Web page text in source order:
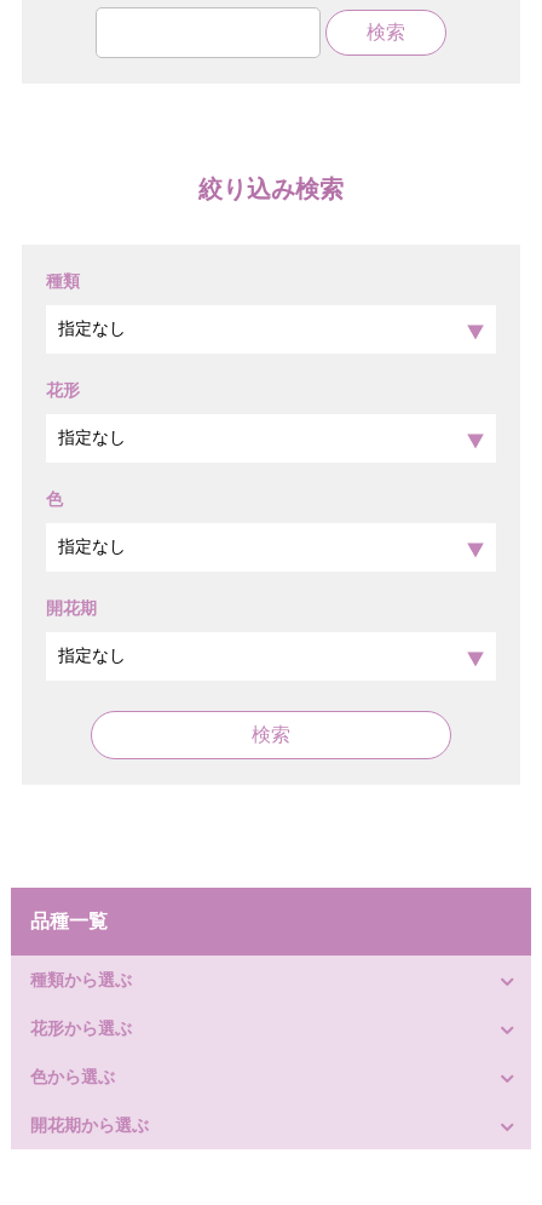
絞り込み検索
種類
花形
色
開花期
検索
品種一覧
種類から選ぶ
花形から選ぶ
色から選ぶ
開花期から選ぶ